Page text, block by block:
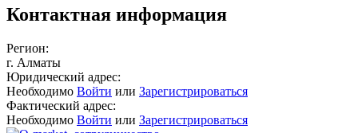
Контактная информация
Регион:
г. Алматы
Юридический адрес:
Необходимо Войти или Зарегистрироваться
Фактический адрес:
Необходимо Войти или Зарегистрироваться